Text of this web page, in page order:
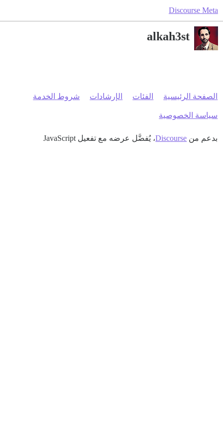
Discourse Meta
alkah3st
الصفحة الرئيسية الفئات الإرشادات شروط الخدمة
سياسة الخصوصية
بدعم من Discourse، يُفضَّل عرضه مع تفعيل JavaScript